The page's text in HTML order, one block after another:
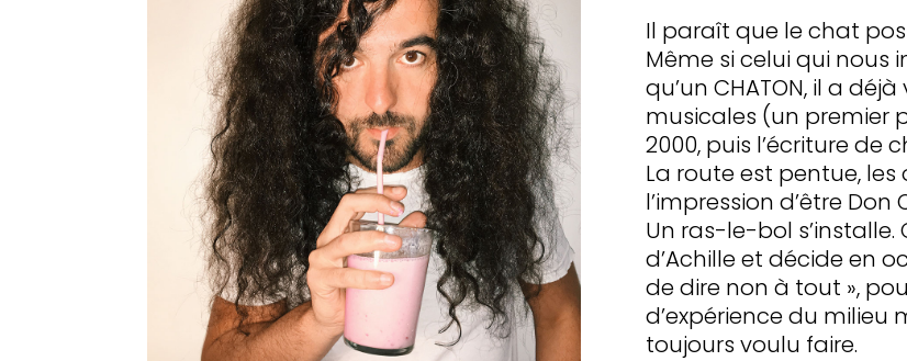
Il paraît que le chat
Même si celui qui nous
qu’un CHATON, il a
musicales (un premier
2000, puis l’écriture de
La route est pentue,
l’impression d’être
Un ras-le-bol
d’Achille et décide en
de dire non à tout »,
d’expérience du milieu
toujours voulu faire.